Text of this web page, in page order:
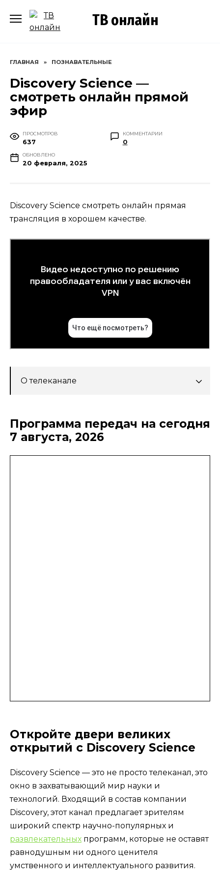
содержанию
ТВ онлайн
ГЛАВНАЯ » ПОЗНАВАТЕЛЬНЫЕ
Discovery Science —
смотреть онлайн прямой
эфир
ПРОСМОТРОВ
637
КОММЕНТАРИИ
0
ОБНОВЛЕНО
20 февраля, 2025
Discovery Science смотреть онлайн прямая
трансляция в хорошем качестве.
О телеканале
Программа передач на сегодня
7 августа, 2026
Откройте двери великих
открытий с Discovery Science
Discovery Science — это не просто телеканал, это
окно в захватывающий мир науки и
технологий. Входящий в состав компании
Discovery, этот канал предлагает зрителям
широкий спектр научно-популярных и
развлекательных программ, которые не оставят
равнодушным ни одного ценителя
умственного и интеллектуального развития.